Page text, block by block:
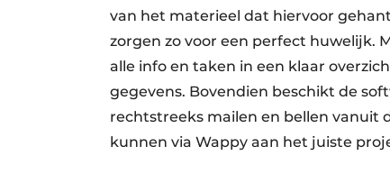
van het materieel dat hiervoor
zorgen zo voor een perfect huwelijk.
alle info en taken in een klaar
gegevens. Bovendien beschikt de
rechtstreeks mailen en bellen vanuit
kunnen via Wappy aan het juiste